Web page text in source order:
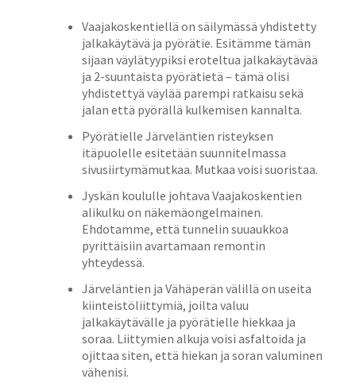
Vaajakoskentiellä on säilymässä yhdistetty
jalkakäytävä ja pyörätie. Esitämme tämän
sijaan väylätyypiksi eroteltua jalkakäytävää
ja 2-suuntaista pyörätietä – tämä olisi
yhdistettyä väylää parempi ratkaisu sekä
jalan että pyörällä kulkemisen kannalta.
Pyörätielle Järveläntien risteyksen
itäpuolelle esitetään suunnitelmassa
sivusiirtymämutkaa. Mutkaa voisi suoristaa.
Jyskän koululle johtava Vaajakoskentien
alikulku on näkemäongelmainen.
Ehdotamme, että tunnelin suuaukkoa
pyrittäisiin avartamaan remontin
yhteydessä.
Järveläntien ja Vähäperän välillä on useita
kiinteistöliittymiä, joilta valuu
jalkakäytävälle ja pyörätielle hiekkaa ja
soraa. Liittymien alkuja voisi asfaltoida ja
ojittaa siten, että hiekan ja soran valuminen
vähenisi.